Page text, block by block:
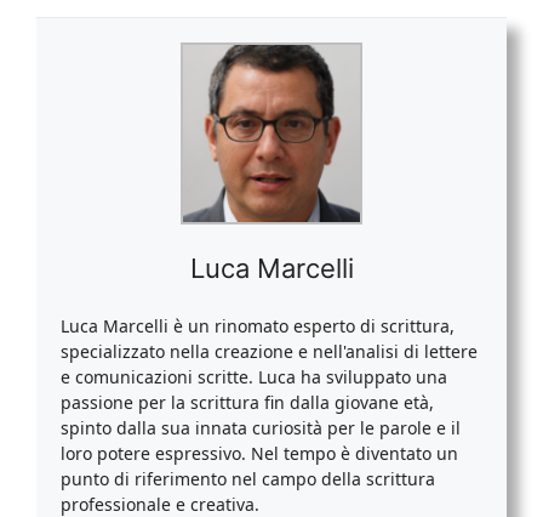
Luca Marcelli
Luca Marcelli è un rinomato esperto di scrittura,
specializzato nella creazione e nell'analisi di lettere
e comunicazioni scritte. Luca ha sviluppato una
passione per la scrittura fin dalla giovane età,
spinto dalla sua innata curiosità per le parole e il
loro potere espressivo. Nel tempo è diventato un
punto di riferimento nel campo della scrittura
professionale e creativa.